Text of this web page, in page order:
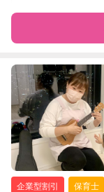
病児対応
障がい児対応
レッスン
定期予約
お子様の撮影
（定期特典）
特徴 料金
サポートの特徴
資格
企業型割引
保育士